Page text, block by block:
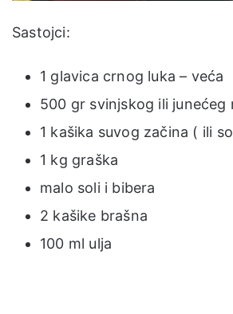
Sastojci:
1 glavica crnog luka – veća
500 gr svinjskog ili junećeg
1 kašika suvog začina ( ili
1 kg graška
malo soli i bibera
2 kašike brašna
100 ml ulja